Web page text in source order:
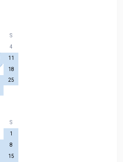
S
4
11
18
25
S
1
8
15